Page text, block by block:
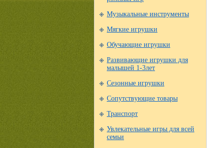
Музыкальные инструменты
Мягкие игрушки
Обучающие игрушки
Развивающие игрушки для
малышей 1-3лет
Сезонные игрушки
Сопутствующие товары
Транспорт
Увлекательные игры для всей
семьи